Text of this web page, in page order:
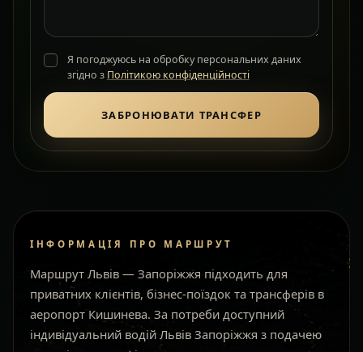
Я погоджуюсь на обробку персональних даних
згідно з Політикою конфіденційності
ЗАБРОНЮВАТИ ТРАНСФЕР
ІНФОРМАЦІЯ ПРО МАРШРУТ
Маршрут Львів — Запоріжжя підходить для
приватних клієнтів, бізнес-поїздок та трансферів в
аеропорт Кишинева. За потреби доступний
індивідуальний водій Львів Запоріжжя з подачею